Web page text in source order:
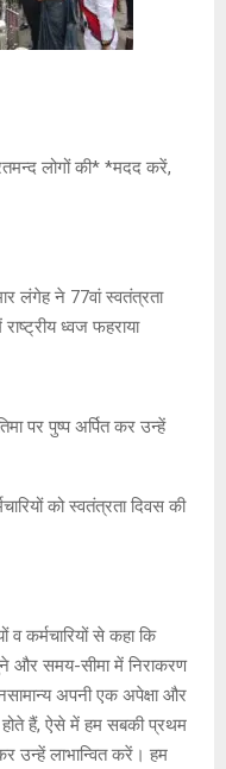
लोगों की* *मदद करें,
लंगेह ने 77वां स्वतंत्रता
ध्वज फहराया
पर पुष्प अर्पित कर उन्हें
को स्वतंत्रता दिवस की
कर्मचारियों से कहा कि
और समय-सीमा में निराकरण
अपनी एक अपेक्षा और
होते हैं, ऐसे में हम सबकी प्रथम
उन्हें लाभान्वित करें। हम